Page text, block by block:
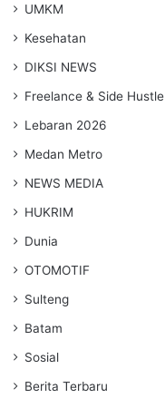
UMKM
Kesehatan
DIKSI NEWS
Freelance & Side Hustle
Lebaran 2026
Medan Metro
NEWS MEDIA
HUKRIM
Dunia
OTOMOTIF
Sulteng
Batam
Sosial
Berita Terbaru